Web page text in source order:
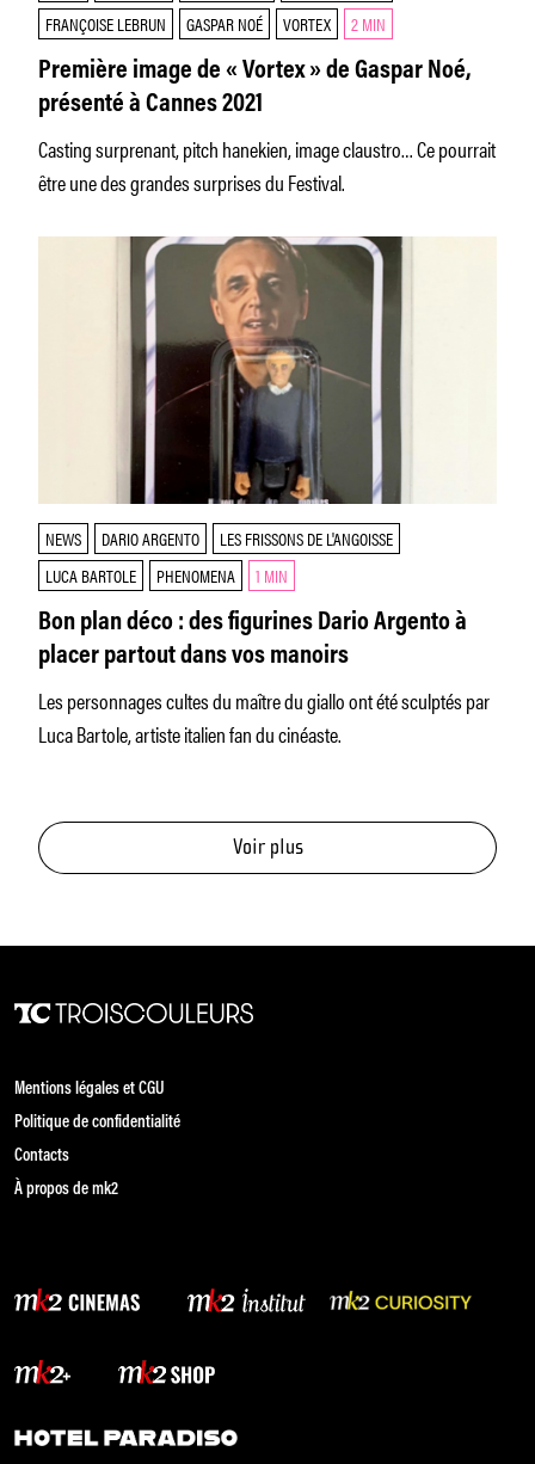
FRANÇOISE LEBRUN
GASPAR NOÉ VORTEX 2 MIN
Première image de « Vortex » de Gaspar Noé,
présenté à Cannes 2021
Casting surprenant, pitch hanekien, image claustro… Ce pourrait
être une des grandes surprises du Festival.
NEWS DARIO ARGENTO
LES FRISSONS DE L'ANGOISSE
LUCA BARTOLE
PHENOMENA 1 MIN
Bon plan déco : des figurines Dario Argento à
placer partout dans vos manoirs
Les personnages cultes du maître du giallo ont été sculptés par
Luca Bartole, artiste italien fan du cinéaste.
Voir plus
Mentions légales et CGU
Politique de confidentialité
Contacts
À propos de mk2